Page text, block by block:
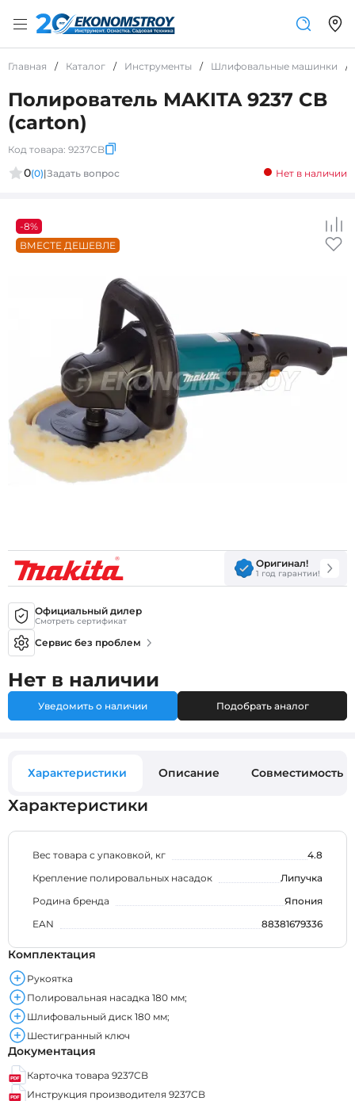
Главная / Каталог / Инструменты / Шлифовальные машинки /
Полирователь MAKITA 9237 CB
(carton)
Код товара: 9237CB
0(0)|Задать вопрос Нет в наличии
-8%
ВМЕСТЕ ДЕШЕВЛЕ
Оригинал!
1 год гарантии!
Официальный дилер
Смотреть сертификат
Сервис без проблем
Нет в наличии
Уведомить о наличии Подобрать аналог
Характеристики Описание Совместимость
Характеристики
Вес товара с упаковкой, кг
4.8
Крепление полировальных насадок
Липучка
Родина бренда
Япония
EAN
88381679336
Комплектация
Рукоятка
Полировальная насадка 180 мм;
Шлифовальный диск 180 мм;
Шестигранный ключ
Документация
Карточка товара 9237CB
Инструкция производителя 9237CB